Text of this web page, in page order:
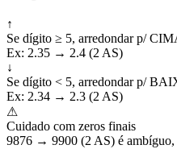
↑
Se dígito ≥ 5, arredondar p/
Ex: 2.35 → 2.4 (2 AS)
↓
Se dígito < 5, arredondar p/
Ex: 2.34 → 2.3 (2 AS)
⚠
Cuidado com zeros finais
9876 → 9900 (2 AS) é ambíguo,